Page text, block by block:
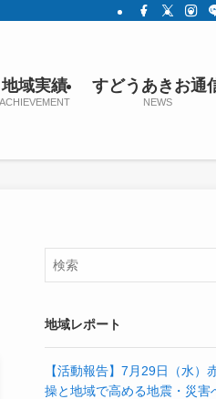
地域実績
ACHIEVEMENT
すどうあきお通
NEWS
地域レポート
【活動報告】7月29日（水）
操と地域で高める地震・災害